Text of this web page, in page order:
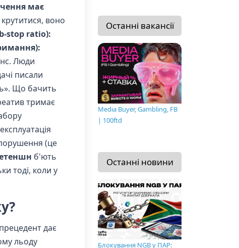
має
воно
stop ratio):
Люди
писали
Що бачить
тримає
(це
б'ють
тоді, коли у
дає
льоду
Останні вакансії
Media Buyer, Gambling, FB
| 100ftd
Останні новини
Блокування NGB у ПАР: